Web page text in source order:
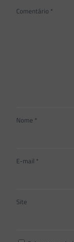
Comentário *
Nome *
E-mail *
Site